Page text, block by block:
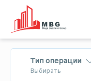
Тип операции
Выбирать